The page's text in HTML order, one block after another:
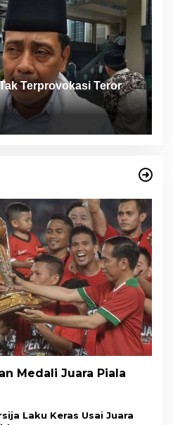
Terprovokasi Teror
Medali Juara Piala
Laku Keras Usai Juara